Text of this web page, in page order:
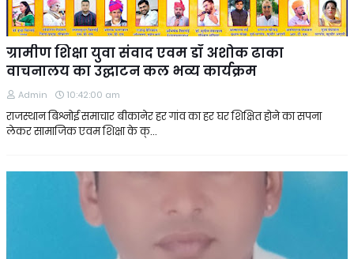
ग्रामीण शिक्षा युवा संवाद एवम डॉ अशोक ढाका
वाचनालय का उद्घाटन कल भव्य कार्यक्रम
Admin 10:42:00 am
राजस्थान बिश्नोई समाचार बीकानेर हर गांव का हर घर शिक्षित होने का सपना
लेकर सामाजिक एवम शिक्षा के क्…